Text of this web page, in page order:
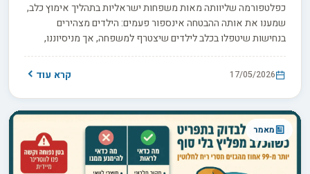
כפלטפורמה שליוותה מאות משפחות ישראליות בתהליך אימוץ כלב,
שמענו את אותה ההבטחה אינספור פעמים: הילדים מצהירים
בנחישות שיטפלו בכלב לילדים שיצטרף למשפחה, אך מניסיוננו,
ההתלהבות הראשונית דועכת תוך שבוע עד עשרה ימים בממוצע,
וההורים הם אלו שמוצאים את עצמם קמים לטיול הבוקר המוקדם.
התרחיש הזה מוכר היטב לאלפי הורים בישראל, וחשוב לומר זאת
ישירות: האחריות על הכלב היא בסופו של דבר שלכם. במדריך זה
נצייד אתכם בכלים מעשיים להפיכת הילדים לשותפים פעילים
ולבניית תוכנית אחריות מציאותית לכל המשפחה.
17/05/2026 קרא עוד
מאמר